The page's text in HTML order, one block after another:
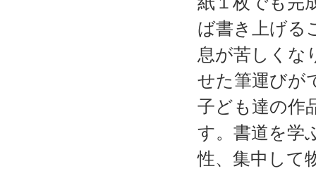
ば書き上げる
息が苦しくな
せた筆運びが
子ども達の作
す。書道を学
性、集中して